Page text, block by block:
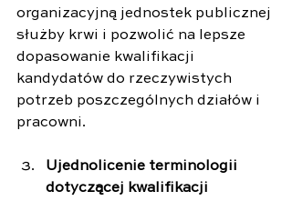
organizacyjną jednostek publicznej
służby krwi i pozwolić na lepsze
dopasowanie kwalifikacji
kandydatów do rzeczywistych
potrzeb poszczególnych działów i
pracowni.
Ujednolicenie terminologii
dotyczącej kwalifikacji